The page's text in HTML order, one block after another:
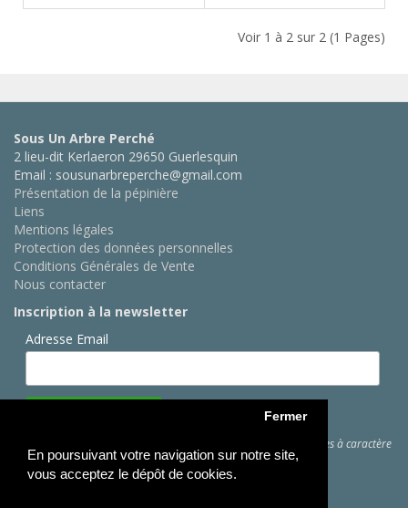
En poursuivant votre navigation sur notre site,
vous acceptez le dépôt de cookies.
Fermer
Voir 1 à 2 sur 2 (1 Pages)
Sous Un Arbre Perché
2 lieu-dit Kerlaeron 29650 Guerlesquin
Email : sousunarbreperche@gmail.com
Présentation de la pépinière
Liens
Mentions légales
Protection des données personnelles
Conditions Générales de Vente
Nous contacter
Inscription à la newsletter
Adresse Email
pour des informations sur les traitements de données à caractère
personnel